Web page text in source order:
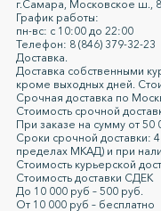
г.Самара, Московское ш.,
График работы:
пн-вс: с 10:00 до 22:00
Телефон: 8 (846) 379-32-23
Доставка.
Доставка собственными
кроме выходных дней.
Срочная доставка по
Стоимость срочной
При заказе на сумму от 50
Сроки срочной доставки:
пределах МКАД) и при
Стоимость курьерской
Стоимость доставки СДЕК
До 10 000 руб – 500 руб.
От 10 000 руб – бесплатно